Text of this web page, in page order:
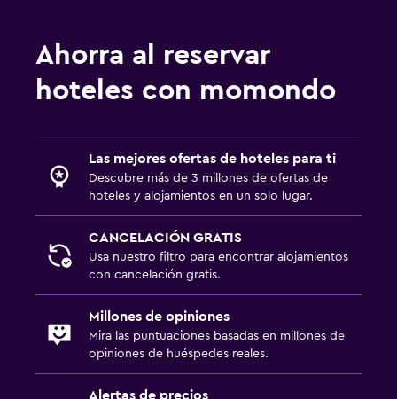
Desayuno en la habitación
Limpieza diaria
Cámaras CCTV en zonas comunes
Cámaras CCTV en el exterior
Botiquín de primeros auxilios
Lavandería
Servicio de planchado
Ahorra al reservar
hoteles con momondo
Las mejores ofertas de hoteles para ti
Descubre más de 3 millones de ofertas de
hoteles y alojamientos en un solo lugar.
CANCELACIÓN GRATIS
Usa nuestro filtro para encontrar alojamientos
con cancelación gratis.
Millones de opiniones
Mira las puntuaciones basadas en millones de
opiniones de huéspedes reales.
Alertas de precios